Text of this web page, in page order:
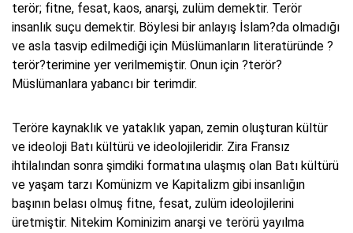
terör; fitne, fesat, kaos, anarşi, zulüm demektir. Terör
insanlık suçu demektir. Böylesi bir anlayış İslam?da olmadığı
ve asla tasvip edilmediği için Müslümanların literatüründe ?
terör?terimine yer verilmemiştir. Onun için ?terör?
Müslümanlara yabancı bir terimdir.
Teröre kaynaklık ve yataklık yapan, zemin oluşturan kültür
ve ideoloji Batı kültürü ve ideolojileridir. Zira Fransız
ihtilalından sonra şimdiki formatına ulaşmış olan Batı kültürü
ve yaşam tarzı Komünizm ve Kapitalizm gibi insanlığın
başının belası olmuş fitne, fesat, zulüm ideolojilerini
üretmiştir. Nitekim Kominizim anarşi ve terörü yayılma